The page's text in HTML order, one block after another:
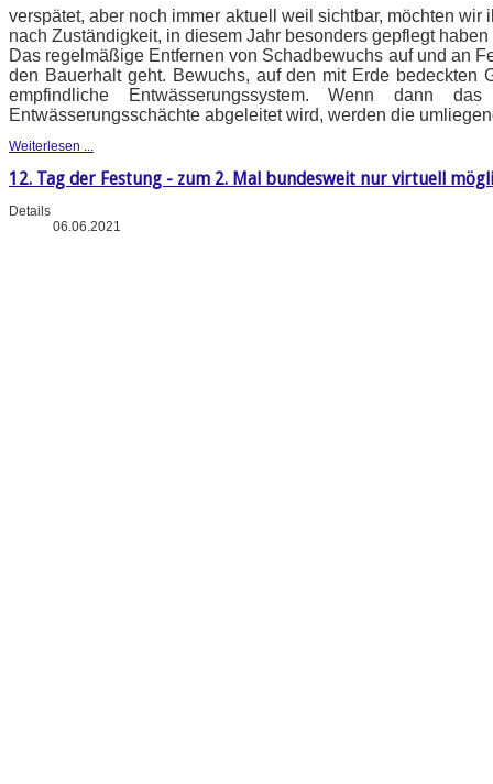
verspätet, aber noch immer aktuell weil sichtbar, möchten
nach Zuständigkeit, in diesem Jahr besonders gepflegt
Das regelmäßige Entfernen von Schadbewuchs auf und an
den Bauerhalt geht. Bewuchs, auf den mit Erde bedeckten
empfindliche Entwässerungssystem. Wenn dann
Entwässerungsschächte abgeleitet wird, werden die
Weiterlesen ...
12. Tag der Festung - zum 2. Mal bundesweit nur virtuell
Details
06.06.2021